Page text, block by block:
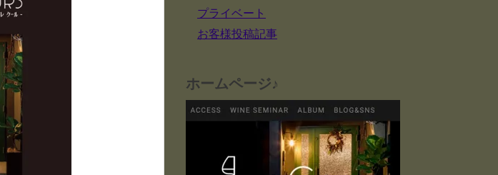
プライベート
お客様投稿記事
ホームページ♪